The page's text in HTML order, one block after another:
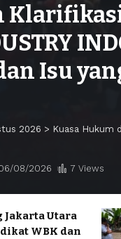
Isu
2026 > Kuasa
08/2026 7 Views
Jakarta Utara
WBK dan